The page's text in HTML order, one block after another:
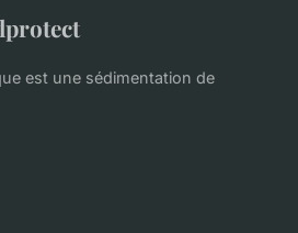
est une sédimentation de